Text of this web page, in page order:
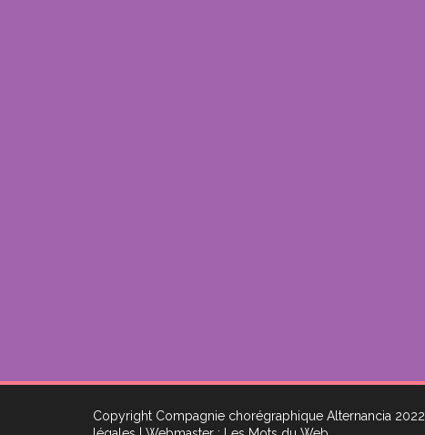
Copyright Compagnie chorégraphique Alternancia 2022